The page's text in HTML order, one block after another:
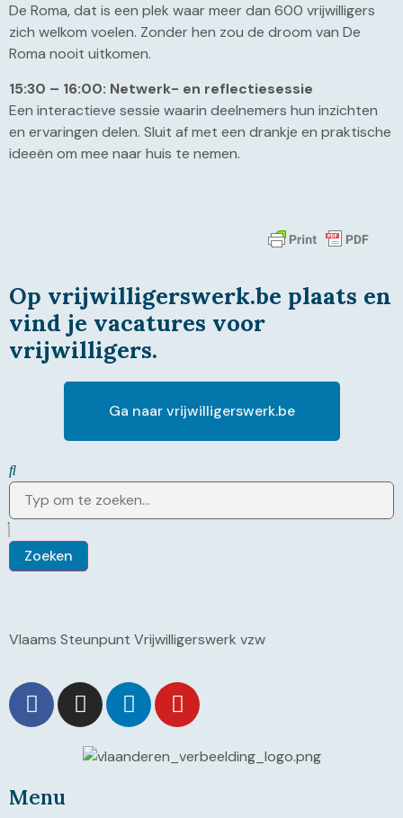
De Roma, dat is een plek waar meer dan 600 vrijwilligers
zich welkom voelen. Zonder hen zou de droom van De
Roma nooit uitkomen.
15:30 – 16:00: Netwerk- en reflectiesessie
Een interactieve sessie waarin deelnemers hun inzichten
en ervaringen delen. Sluit af met een drankje en praktische
ideeën om mee naar huis te nemen.
Op vrijwilligerswerk.be plaats en
vind je vacatures voor
vrijwilligers.
Ga naar vrijwilligerswerk.be
Zoeken
Vlaams Steunpunt Vrijwilligerswerk vzw
Menu